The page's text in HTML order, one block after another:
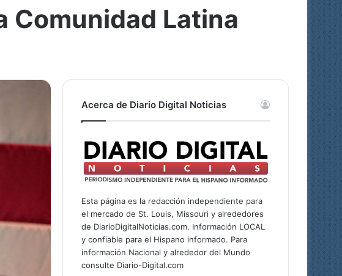
Comunidad Latina
Acerca de Diario Digital Noticias
Esta página es la redacción independiente para
el mercado de St. Louis, Missouri y alrededores
de DiarioDigitalNoticias.com. Información LOCAL
y confiable para el Hispano informado. Para
información Nacional y alrededor del Mundo
consulte Diario-Digital.com